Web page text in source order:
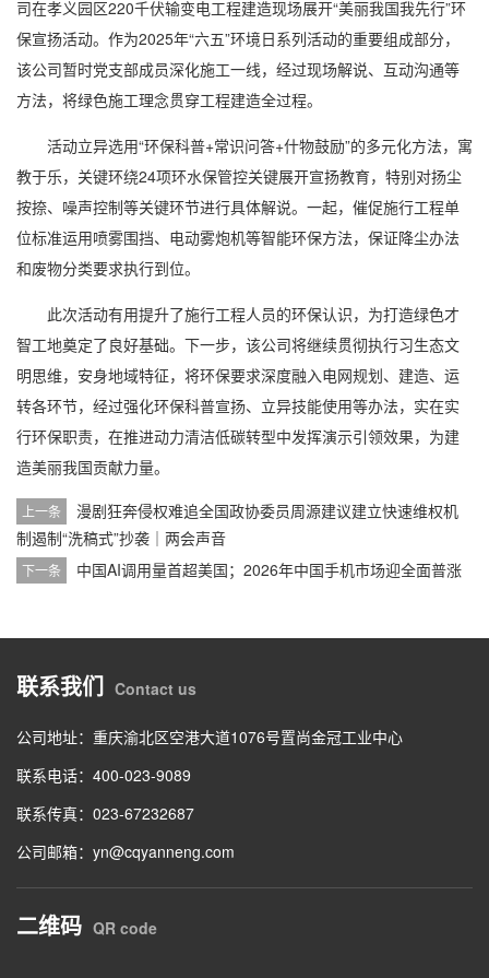
司在孝义园区220千伏输变电工程建造现场展开“美丽我国我先行”环
保宣扬活动。作为2025年“六五”环境日系列活动的重要组成部分，
该公司暂时党支部成员深化施工一线，经过现场解说、互动沟通等
方法，将绿色施工理念贯穿工程建造全过程。
活动立异选用“环保科普+常识问答+什物鼓励”的多元化方法，寓
教于乐，关键环绕24项环水保管控关键展开宣扬教育，特别对扬尘
按捺、噪声控制等关键环节进行具体解说。一起，催促施行工程单
位标准运用喷雾围挡、电动雾炮机等智能环保方法，保证降尘办法
和废物分类要求执行到位。
此次活动有用提升了施行工程人员的环保认识，为打造绿色才
智工地奠定了良好基础。下一步，该公司将继续贯彻执行习生态文
明思维，安身地域特征，将环保要求深度融入电网规划、建造、运
转各环节，经过强化环保科普宣扬、立异技能使用等办法，实在实
行环保职责，在推进动力清洁低碳转型中发挥演示引领效果，为建
造美丽我国贡献力量。
上一条
漫剧狂奔侵权难追全国政协委员周源建议建立快速维权机
制遏制“洗稿式”抄袭｜两会声音
下一条 中国AI调用量首超美国；2026年中国手机市场迎全面普涨
联系我们 Contact us
公司地址：重庆渝北区空港大道1076号置尚金冠工业中心
联系电话：400-023-9089
联系传真：023-67232687
公司邮箱：yn@cqyanneng.com
二维码 QR code